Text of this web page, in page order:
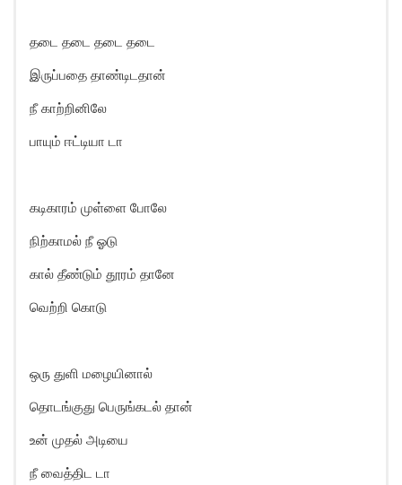
தடை தடை தடை தடை
இருப்பதை தாண்டிடதான்
நீ காற்றினிலே
பாயும் ஈட்டியா டா
கடிகாரம் முள்ளை போலே
நிற்காமல் நீ ஓடு
கால் தீண்டும் தூரம் தானே
வெற்றி கொடு
ஒரு துளி மழையினால்
தொடங்குது பெருங்கடல் தான்
உன் முதல் அடியை
நீ வைத்திட டா